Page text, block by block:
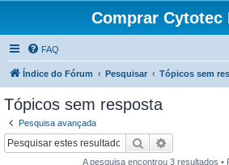
Comprar Cytotec
FAQ
Índice do Fórum Pesquisar Tópicos sem
Tópicos sem resposta
Pesquisa avançada
Pesquisar
A pesquisa encontrou 3 resultados •